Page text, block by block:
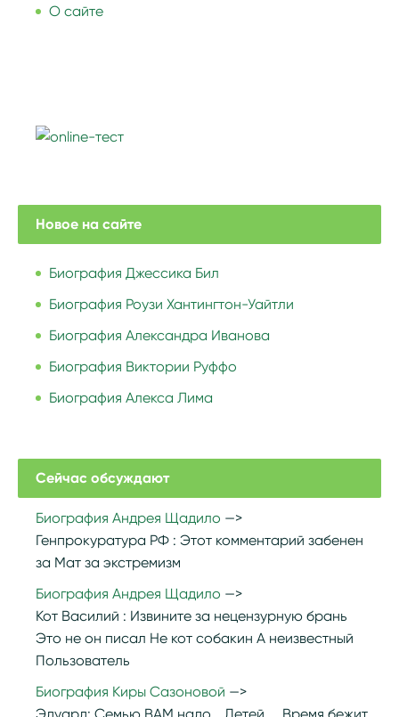
О сайте
Новое на сайте
Биография Джессика Бил
Биография Роузи Хантингтон-Уайтли
Биография Александра Иванова
Биография Виктории Руффо
Биография Алекса Лима
Сейчас обсуждают
Биография Андрея Щадило
Генпрокуратура РФ : Этот комментарий забенен
за Мат за экстремизм
Биография Андрея Щадило
Кот Василий : Извините за нецензурную брань
Это не он писал Не кот собакин А неизвестный
Пользователь
Биография Киры Сазоновой